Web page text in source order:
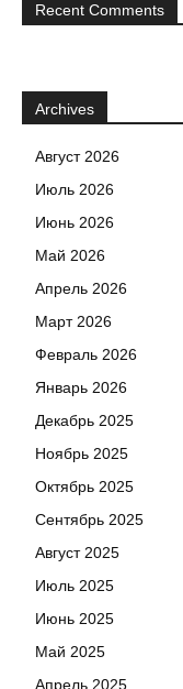
Recent Comments
Archives
Август 2026
Июль 2026
Июнь 2026
Май 2026
Апрель 2026
Март 2026
Февраль 2026
Январь 2026
Декабрь 2025
Ноябрь 2025
Октябрь 2025
Сентябрь 2025
Август 2025
Июль 2025
Июнь 2025
Май 2025
Апрель 2025